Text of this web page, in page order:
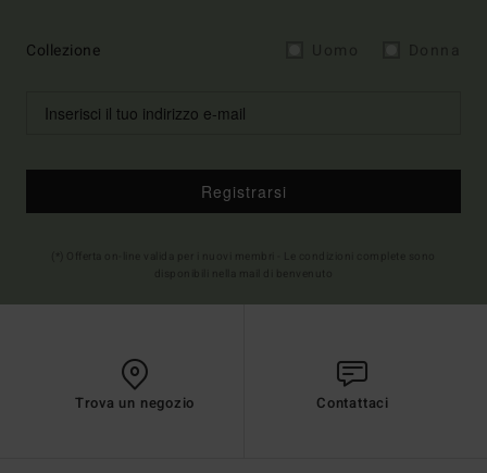
Collezione
Registrarsi
Trova un negozio Contattaci